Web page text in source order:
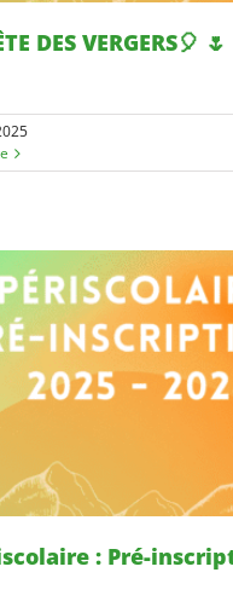
FÊTE DES
DES VERGERS🎈 🌷
: Pré-